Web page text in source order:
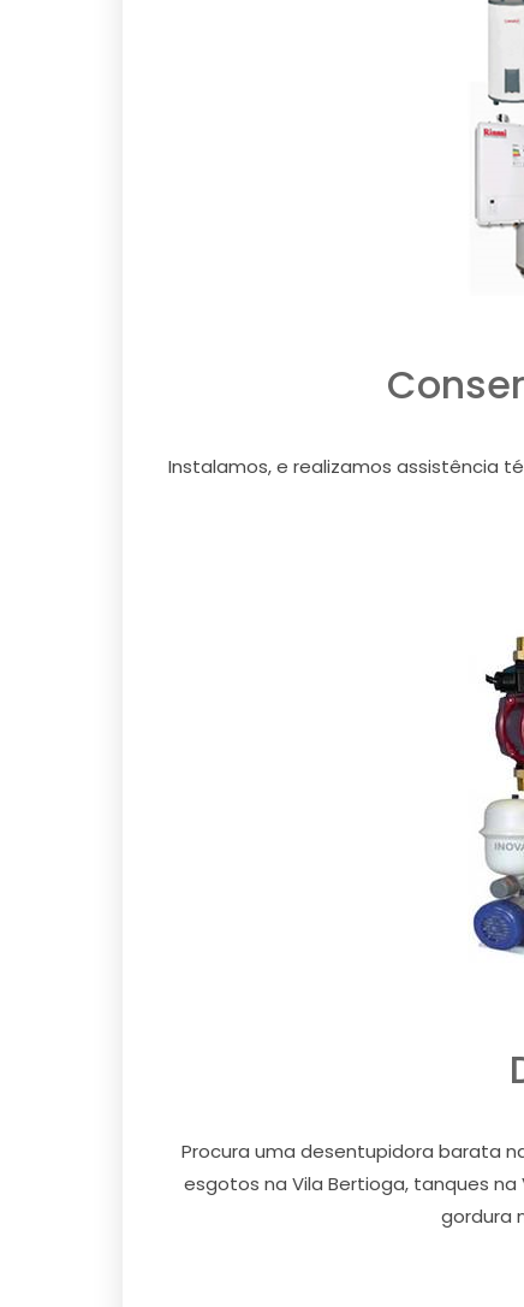
Instalamos, e realizamos assistência
Procura uma desentupidora barata
esgotos na Vila Bertioga, tanques na
gordura